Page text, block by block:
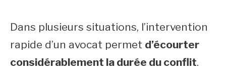
Dans plusieurs situations, l’intervention
rapide d’un avocat permet d’écourter
considérablement la durée du conflit.